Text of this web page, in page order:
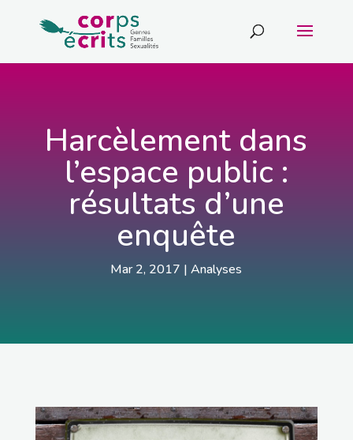
Harcèlement dans
l’espace public :
résultats d’une
enquête
Mar 2, 2017 |Analyses